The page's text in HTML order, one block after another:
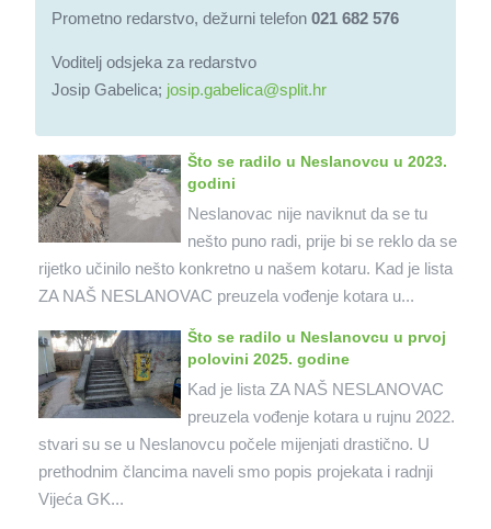
Prometno redarstvo, dežurni telefon 021 682 576
Voditelj odsjeka za redarstvo
Josip Gabelica; josip.gabelica@split.hr
Što se radilo u Neslanovcu u 2023.
godini
Neslanovac nije naviknut da se tu
nešto puno radi, prije bi se reklo da se
rijetko učinilo nešto konkretno u našem kotaru. Kad je lista
ZA NAŠ NESLANOVAC preuzela vođenje kotara u...
Što se radilo u Neslanovcu u prvoj
polovini 2025. godine
Kad je lista ZA NAŠ NESLANOVAC
preuzela vođenje kotara u rujnu 2022.
stvari su se u Neslanovcu počele mijenjati drastično. U
prethodnim člancima naveli smo popis projekata i radnji
Vijeća GK...